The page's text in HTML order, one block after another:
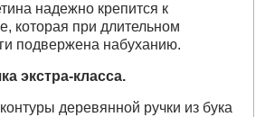
надежно крепится к
которая при длительном
подвержена набуханию.
экстра-класса.
деревянной ручки из бука